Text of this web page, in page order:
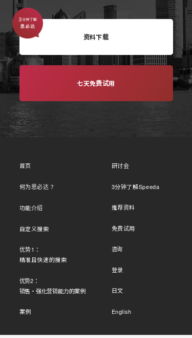
资料下载
七天免费试用
首页
何为 思必达 ？
功能介绍
自定义搜索
优势1：
精准且快速的搜索
优势2：
销售・强化营销能力的案例
案例
研讨会
3分钟了解Speeda
推荐资料
免费试用
咨询
登录
日文
English